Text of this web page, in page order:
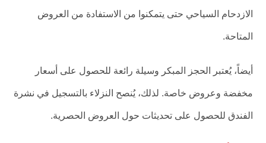
الازدحام السياحي حتى يتمكنوا من الاستفادة من العروض
المتاحة.
أيضاً، يُعتبر الحجز المبكر وسيلة رائعة للحصول على أسعار
مخفضة وعروض خاصة. لذلك، يُنصح النزلاء بالتسجيل في نشرة
الفندق للحصول على تحديثات حول العروض الحصرية.